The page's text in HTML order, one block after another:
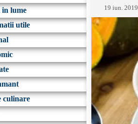
in lume
utile
culinare
19 iun. 2019